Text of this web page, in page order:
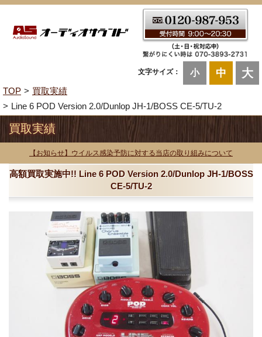
文字サイズ： 小 中 大
TOP
買取実績
Line 6 POD Version 2.0/Dunlop JH-1/BOSS CE-5/TU-2
買取実績
【お知らせ】ウイルス感染予防に対する当店の取り組みについて
高額買取実施中!! Line 6 POD Version 2.0/Dunlop JH-1/BOSS
CE-5/TU-2